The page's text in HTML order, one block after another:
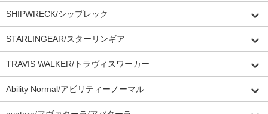
SHIPWRECK/シップレック
STARLINGEAR/スターリンギア
TRAVIS WALKER/トラヴィスワーカー
Ability Normal/アビリティーノーマル